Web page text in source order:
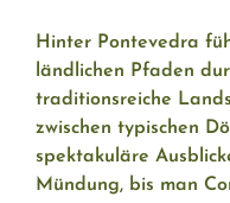
Hinter Pontevedra
ländlichen Pfaden
traditionsreiche
zwischen typischen
spektakuläre
Mündung, bis man